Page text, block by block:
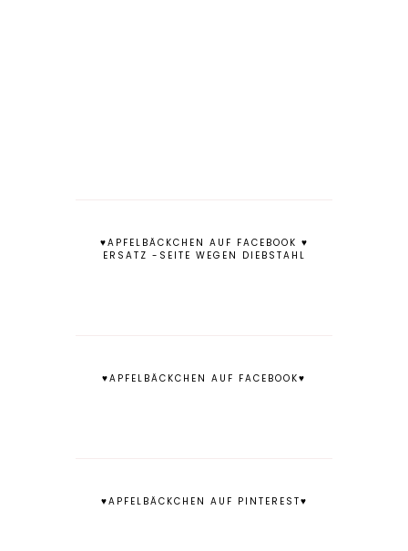
♥APFELBÄCKCHEN AUF FACEBOOK ♥
ERSATZ -SEITE WEGEN DIEBSTAHL
♥APFELBÄCKCHEN AUF FACEBOOK♥
♥APFELBÄCKCHEN AUF PINTEREST♥